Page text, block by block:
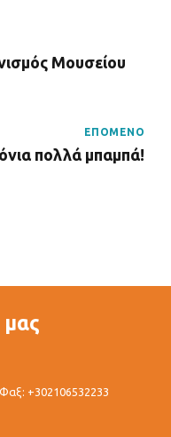
Μουσείου
ΕΠΟΜΕΝΟ
πολλά μπαμπά!
μας
+302106532233